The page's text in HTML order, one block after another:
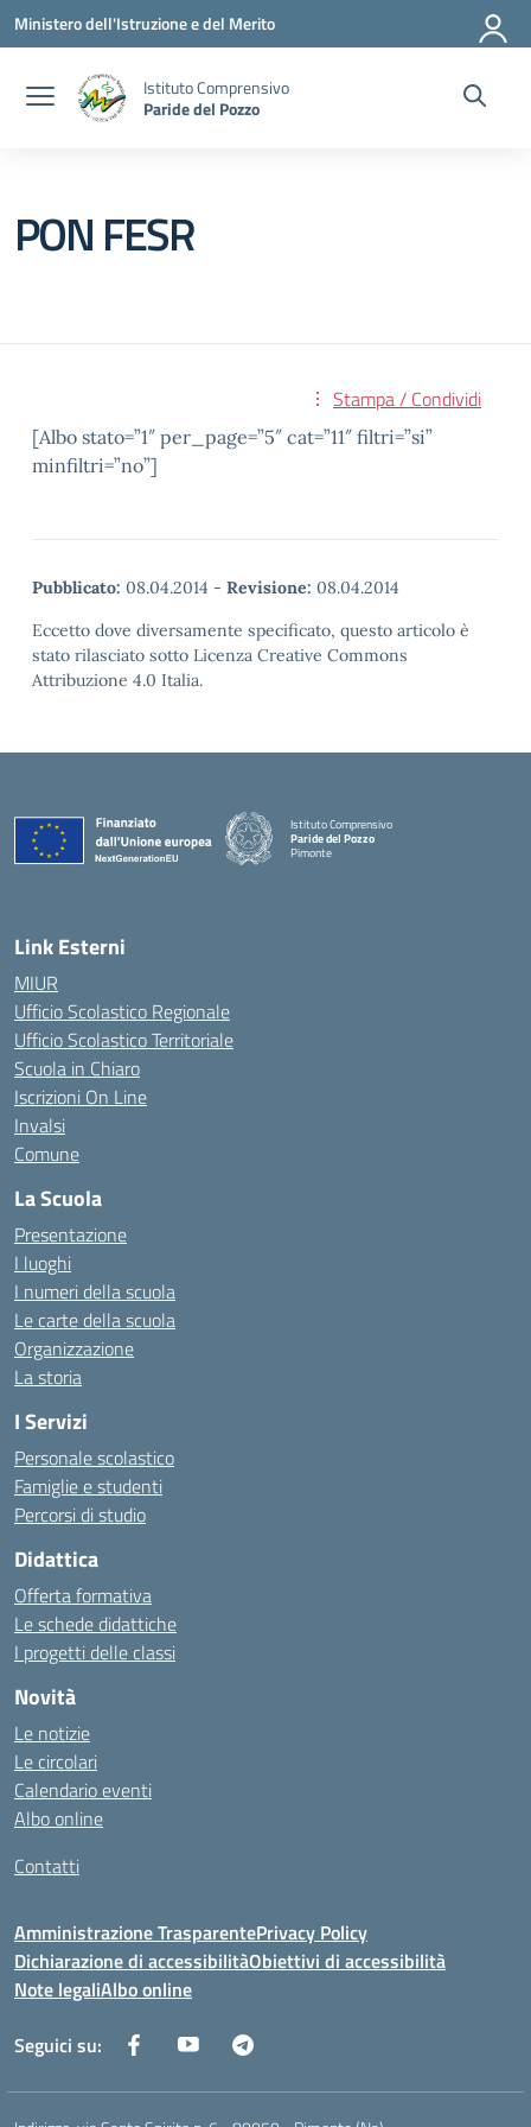
Vai ai contenuti
Vai al menu di navigazione
Vai al footer
Ministero dell'Istruzione e del Merito
Istituto Comprensivo
Paride del Pozzo
PON FESR
Stampa / Condividi
[Albo stato=”1″ per_page=”5″ cat=”11″ filtri=”si”
minfiltri=”no”]
Pubblicato: 08.04.2014 - Revisione: 08.04.2014
Eccetto dove diversamente specificato, questo articolo è
stato rilasciato sotto Licenza Creative Commons
Attribuzione 4.0 Italia.
Istituto Comprensivo
Paride del Pozzo
Pimonte
Link Esterni
MIUR
Ufficio Scolastico Regionale
Ufficio Scolastico Territoriale
Scuola in Chiaro
Iscrizioni On Line
Invalsi
Comune
La Scuola
Presentazione
I luoghi
I numeri della scuola
Le carte della scuola
Organizzazione
La storia
I Servizi
Personale scolastico
Famiglie e studenti
Percorsi di studio
Didattica
Offerta formativa
Le schede didattiche
I progetti delle classi
Novità
Le notizie
Le circolari
Calendario eventi
Albo online
Contatti
Amministrazione TrasparentePrivacy Policy
Dichiarazione di accessibilitàObiettivi di accessibilità
Note legaliAlbo online
Seguici su: